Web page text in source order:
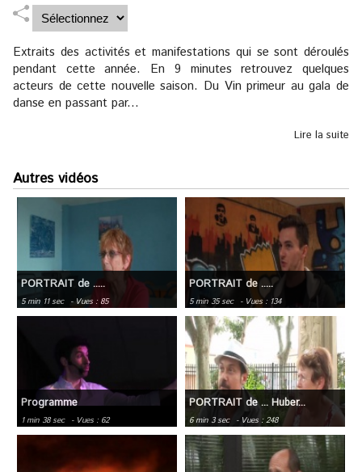
Extraits des activités et manifestations qui se sont déroulés
pendant cette année. En 9 minutes retrouvez quelques
acteurs de cette nouvelle saison. Du Vin primeur au gala de
danse en passant par...
Lire la suite
Autres vidéos
PORTRAIT de .....
5 min 11 sec - Vues : 85
PORTRAIT de .....
5 min 35 sec - Vues : 134
Programme
1 min 38 sec - Vues : 62
PORTRAIT de ... Huber...
6 min 3 sec - Vues : 248